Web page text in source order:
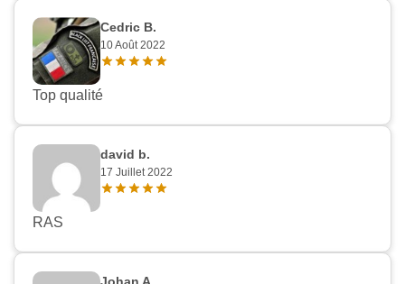
Cedric B.
10 Août 2022
Top qualité
david b.
17 Juillet 2022
RAS